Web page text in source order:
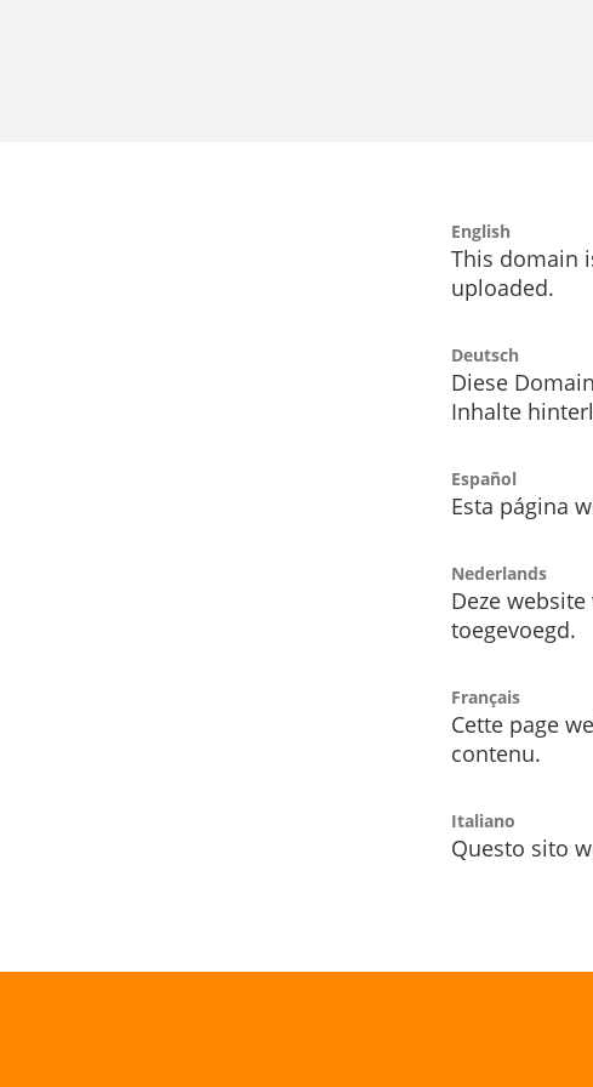
English
This domain
uploaded.
Deutsch
Diese
Inhalte
Español
Esta página
Nederlands
Deze
toegevoegd.
Français
Cette page
contenu.
Italiano
Questo sito